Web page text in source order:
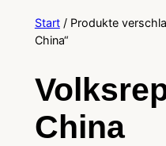
Start/ Produkte
China“
China